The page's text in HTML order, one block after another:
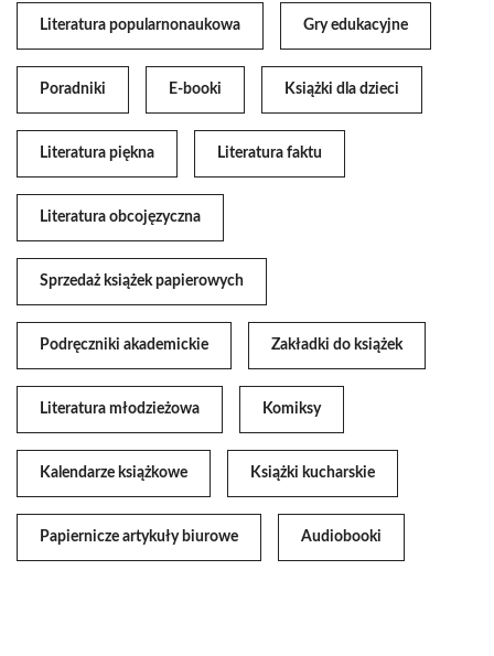
Literatura popularnonaukowa Gry edukacyjne
Poradniki E-booki Książki dla dzieci
Literatura piękna Literatura faktu
Literatura obcojęzyczna
Sprzedaż książek papierowych
Podręczniki akademickie Zakładki do książek
Literatura młodzieżowa Komiksy
Kalendarze książkowe Książki kucharskie
Papiernicze artykuły biurowe Audiobooki